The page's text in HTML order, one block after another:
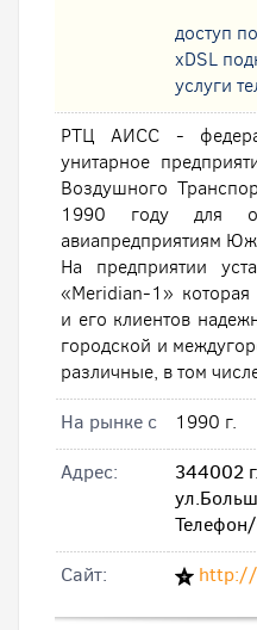
доступ
xDSL
услуги
РТЦ АИСС -
унитарное
Воздушного
1990 году для
авиапредприятиям
На предприятии
«Meridian-1»
и его клиентов
городской и
различные, в том
На рынке с
1990 г.
Адрес:
344002
Cайт:
http://